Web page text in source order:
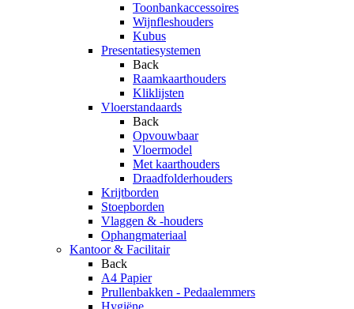
Toonbankaccessoires
Wijnfleshouders
Kubus
Presentatiesystemen
Back
Raamkaarthouders
Kliklijsten
Vloerstandaards
Back
Opvouwbaar
Vloermodel
Met kaarthouders
Draadfolderhouders
Krijtborden
Stoepborden
Vlaggen & -houders
Ophangmateriaal
Kantoor & Facilitair
Back
A4 Papier
Prullenbakken - Pedaalemmers
Hygiëne